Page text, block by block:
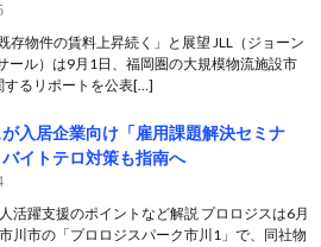
存物件の賃料上昇続く」と展望 JLL（ジョーン
ール）は9月1日、福岡圏の大規模物流施設市
するリポートを公表[…]
入居企業向け「雇用課題解決セミナ
イトテロ対策も指南へ
活躍支援のポイントなど解説 プロロジスは6月
川市の「プロロジスパーク市川1」で、同社物